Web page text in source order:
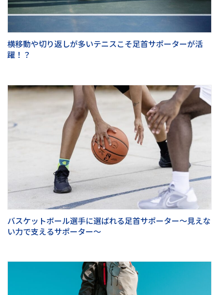
横移動や切り返しが多いテニスこそ足首サポーターが活
躍！？
バスケットボール選手に選ばれる足首サポーター～見えな
い力で支えるサポーター～